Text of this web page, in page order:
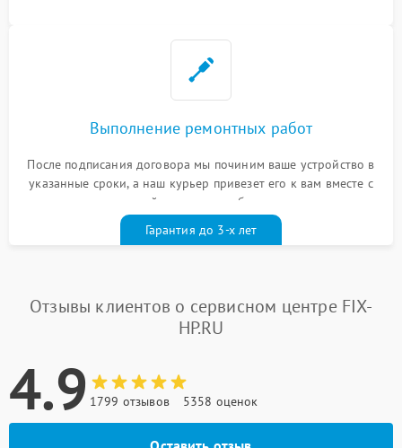
Выполнение ремонтных работ
После подписания договора мы починим ваше устройство в
указанные сроки, а наш курьер привезет его к вам вместе с
гарантийным талоном бесплатно
Гарантия до 3-х лет
Отзывы клиентов о сервисном центре FIX-
HP.RU
4.9 1799 отзывов 5358 оценок